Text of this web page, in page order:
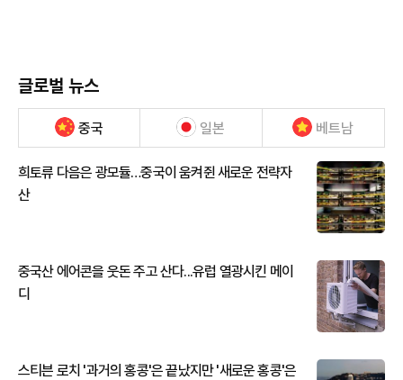
글로벌 뉴스
중국 일본 베트남
희토류 다음은 광모듈…중국이 움켜쥔 새로운 전략자
산
중국산 에어콘을 웃돈 주고 산다...유럽 열광시킨 메이
디
스티븐 로치 '과거의 홍콩'은 끝났지만 '새로운 홍콩'은